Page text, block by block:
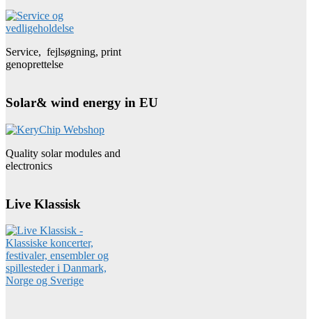
Service, fejlsøgning, print
genoprettelse
Solar& wind energy in EU
Quality solar modules and
electronics
Live Klassisk